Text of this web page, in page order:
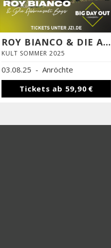
ROY BIANCO & DIE ABBRUNZATI BOYS
KULT SOMMER 2025
03.08.25 - Anröchte
Tickets ab 59,90 €